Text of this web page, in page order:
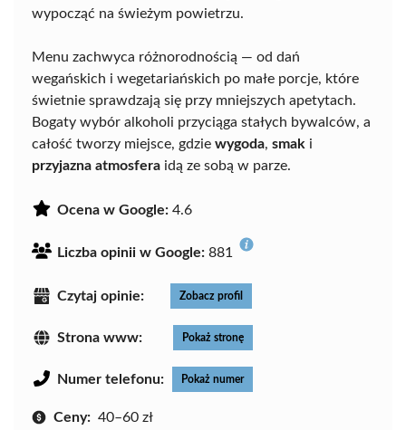
wypocząć na świeżym powietrzu.
Menu zachwyca różnorodnością — od dań
wegańskich i wegetariańskich po małe porcje, które
świetnie sprawdzają się przy mniejszych apetytach.
Bogaty wybór alkoholi przyciąga stałych bywalców, a
całość tworzy miejsce, gdzie wygoda, smak i
przyjazna atmosfera idą ze sobą w parze.
Ocena w Google: 4.6
Liczba opinii w Google: 881
Czytaj opinie: Zobacz profil
Strona www: Pokaż stronę
Numer telefonu: Pokaż numer
Ceny: 40–60 zł